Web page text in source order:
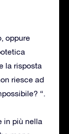
oppure
la risposta
riesce ad
“.
in più nella